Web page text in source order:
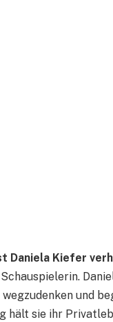
Daniela Kiefer
und
hält sie ihr